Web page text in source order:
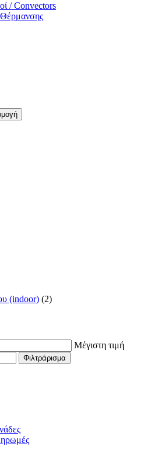
/ Convectors
(indoor) (2)
Μέγιστη τιμή
Φιλτράρισμα